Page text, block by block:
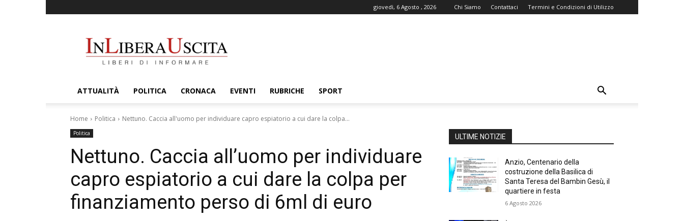
giovedì, 6 Agosto , 2026 Chi Siamo Contattaci Termini e Condizioni di Utilizzo
ATTUALITÀ POLITICA CRONACA EVENTI RUBRICHE SPORT
Home Politica Nettuno. Caccia all'uomo per individuare capro espiatorio a cui dare la colpa...
Politica
Nettuno. Caccia all’uomo per individuare
capro espiatorio a cui dare la colpa per
finanziamento perso di 6ml di euro
ULTIME NOTIZIE
Anzio, Centenario della
costruzione della Basilica di
Santa Teresa del Bambin Gesù, il
quartiere in festa
6 Agosto 2026